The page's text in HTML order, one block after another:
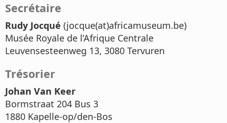
Secrétaire
Rudy Jocqué (jocque(at)africamuseum.be)
Musée Royale de l’Afrique Centrale
Leuvensesteenweg 13, 3080 Tervuren
Trésorier
Johan Van Keer
Bormstraat 204 Bus 3
1880 Kapelle-op/den-Bos